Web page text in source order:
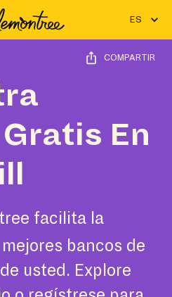
ES
COMPARTIR
En
facilita la
bancos de
usted. Explore